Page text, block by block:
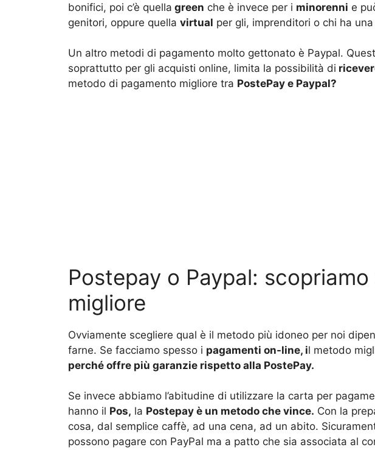
bonifici, poi c’è quella green che è invece per i minorenni e
genitori, oppure quella virtual per gli, imprenditori o chi ha
Un altro metodi di pagamento molto gettonato è Paypal.
soprattutto per gli acquisti online, limita la possibilità di
metodo di pagamento migliore tra PostePay e Paypal?
Postepay o Paypal: scopriamo
migliore
Ovviamente scegliere qual è il metodo più idoneo per noi
farne. Se facciamo spesso i pagamenti on-line, il metodo
perché offre più garanzie rispetto alla PostePay.
Se invece abbiamo l’abitudine di utilizzare la carta per
hanno il Pos, la Postepay è un metodo che vince. Con la
cosa, dal semplice caffè, ad una cena, ad un abito.
possono pagare con PayPal ma a patto che sia associata al